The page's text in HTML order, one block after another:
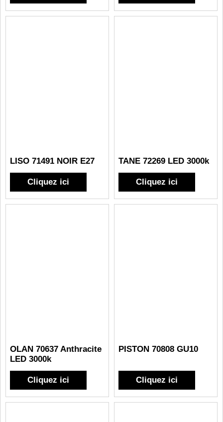
LISO 71491 NOIR E27
Cliquez ici
TANE 72269 LED 3000k
Cliquez ici
OLAN 70637 Anthracite
LED 3000k
Cliquez ici
PISTON 70808 GU10
Cliquez ici